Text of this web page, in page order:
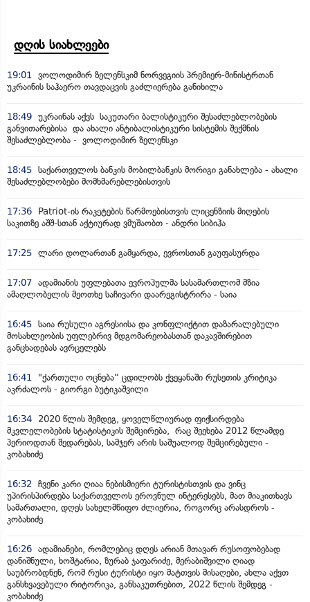
დღის სიახლეები
19:01 ვოლოდიმირ ზელენსკიმ ნორვეგიის პრემიერ-მინისტრთან
უკრაინის საჰაერო თავდაცვის გაძლიერება განიხილა
18:49 უკრაინას აქვს საკუთარი ბალისტიკური შესაძლებლობების
განვითარებისა და ახალი ანტიბალისტიკური სისტემის შექმნის
შესაძლებლობა - ვოლოდიმირ ზელენსკი
18:45 საქართველოს ბანკის მობილბანკის მორიგი განახლება - ახალი
შესაძლებლობები მომხმარებლებისთვის
17:36
Patriot-ის რაკეტების წარმოებისთვის ლიცენზიის მიღების
საკითზე აშშ-სთან აქტიურად ვმუშაობთ - ანდრი სიბიჰა
17:25 ლარი დოლართან გამყარდა, ევროსთან გაუფასურდა
17:07 ადამიანის უფლებათა ევროპულმა სასამართლომ მზია
ამაღლობელის მეოთხე საჩივარი დაარეგისტრირა - საია
16:45 საია რუსული აგრესიისა და კონფლიქტით დაზარალებული
მოსახლეობის უფლებრივ მდგომარეობასთან დაკავშირებით
განცხადებას ავრცელებს
16:41
"ქართული ოცნება“ ცდილობს ქვეყანაში რუსეთის კრიტიკა
აკრძალოს - გიორგი ბუტიკაშვილი
16:34
2020 წლის შემდეგ, ყოველწლიურად ფიქსირდება
მკვლელობების სტატისტიკის შემცირება, რაც შეეხება 2012 წლამდე
პერიოდთან შედარებას, სამჯერ არის საშუალოდ შემცირებული -
კობახიძე
16:32 ჩვენი კარი ღიაა ნებისმიერი ტურისტისთვის და ვინც
უპირისპირდება საქართველოს ეროვნულ ინტერესებს, მათ მიაკითხავს
სამართალი, დღეს სახელმწიფო ძლიერია, როგორც არასდროს -
კობახიძე
16:26 ადამიანები, რომლებიც დღეს არიან მთავარ რუსოფობებად
დანიშნული, ხოშტარია, ზურაბ ჯაფარიძე, მერაბიშვილი ღიად
საუბრობდნენ, რომ რუსი ტურისტი იყო მატთვის მისაღები, ახლა აქვთ
განსხვავებული რიტორიკა, განსაკუთრებით, 2022 წლის შემდეგ -
კობახიძე